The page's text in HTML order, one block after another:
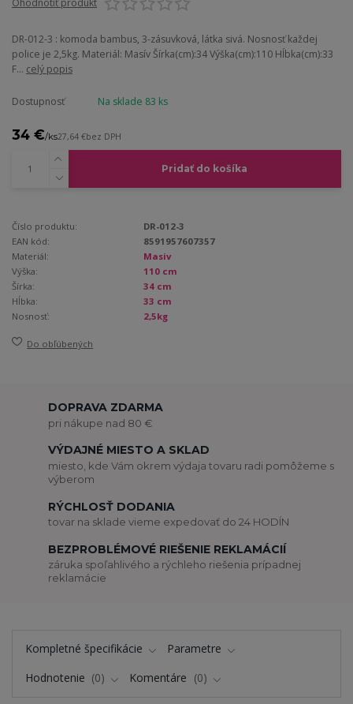
Ohodnotiť produkt
DR-012-3 : komoda bambus, 3-zásuvková, látka sivá. Nosnosť každej
police je 2,5kg. Materiál: Masív Šírka(cm):34 Výška(cm):110 Hĺbka(cm):33
F... celý popis
Dostupnosť Na sklade 83 ks
34 €/ks27,64 €bez DPH
Pridať do košíka
Číslo produktu:
DR-012-3
EAN kód:
8591957607357
Materiál:
Masiv
Výška:
110 cm
Šírka:
34 cm
Hĺbka:
33 cm
Nosnosť:
2,5kg
Do obľúbených
DOPRAVA ZDARMA
pri nákupe nad 80 €
VÝDAJNÉ MIESTO A SKLAD
miesto, kde Vám okrem výdaja tovaru radi pomôžeme s
výberom
RÝCHLOSŤ DODANIA
tovar na sklade vieme expedovať do 24 HODÍN
BEZPROBLÉMOVÉ RIEŠENIE REKLAMÁCIÍ
záruka spoľahlivého a rýchleho riešenia prípadnej
reklamácie
Kompletné špecifikácie
Parametre
Hodnotenie
0 Komentáre 0